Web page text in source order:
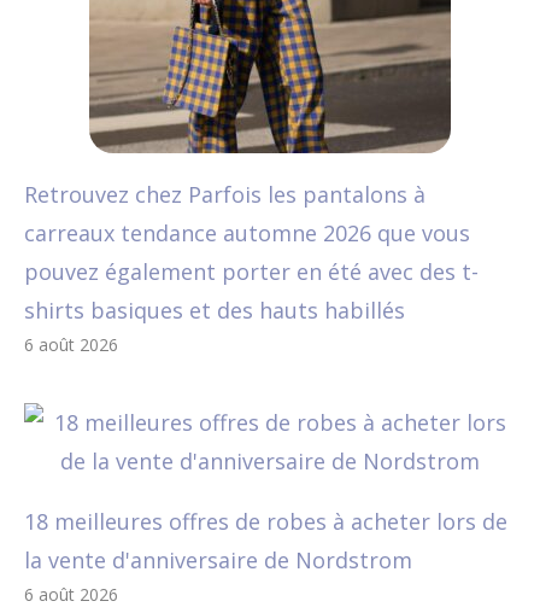
Retrouvez chez Parfois les pantalons à
carreaux tendance automne 2026 que vous
pouvez également porter en été avec des t-
shirts basiques et des hauts habillés
6 août 2026
18 meilleures offres de robes à acheter lors de
la vente d'anniversaire de Nordstrom
6 août 2026